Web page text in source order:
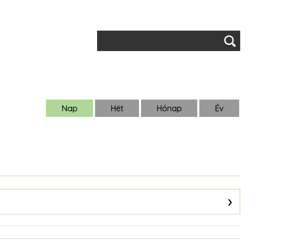
Nap Hét Hónap Év
›